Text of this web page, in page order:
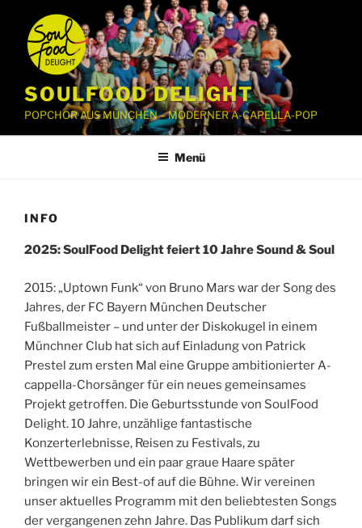
Inhalt
springen
SOULFOOD DELIGHT
POPCHOR AUS MÜNCHEN – MODERNER A-CAPELLA-POP
Menü
INFO
2025: SoulFood Delight feiert 10 Jahre Sound & Soul
2015: „Uptown Funk“ von Bruno Mars war der Song des
Jahres, der FC Bayern München Deutscher
Fußballmeister – und unter der Diskokugel in einem
Münchner Club hat sich auf Einladung von Patrick
Prestel zum ersten Mal eine Gruppe ambitionierter A-
cappella-Chorsänger für ein neues gemeinsames
Projekt getroffen. Die Geburtsstunde von SoulFood
Delight. 10 Jahre, unzählige fantastische
Konzerterlebnisse, Reisen zu Festivals, zu
Wettbewerben und ein paar graue Haare später
bringen wir ein Best-of auf die Bühne. Wir vereinen
unser aktuelles Programm mit den beliebtesten Songs
der vergangenen zehn Jahre. Das Publikum darf sich